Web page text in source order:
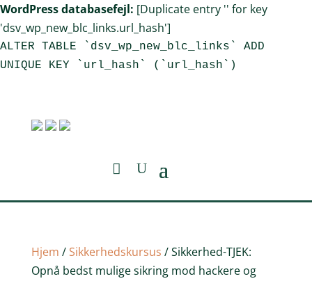
WordPress databasefejl: [Duplicate entry '' for key
'dsv_wp_new_blc_links.url_hash']
ALTER TABLE `dsv_wp_new_blc_links` ADD
UNIQUE KEY `url_hash` (`url_hash`)
Hjem /Sikkerhedskursus / Sikkerhed-TJEK:
Opnå bedst mulige sikring mod hackere og